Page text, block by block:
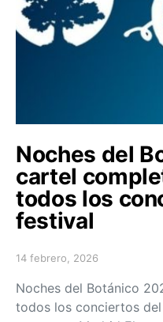
Noches del
cartel
todos los
festival
Posted on
14 febrero, 2026
Noches del Botánico
todos los conciertos